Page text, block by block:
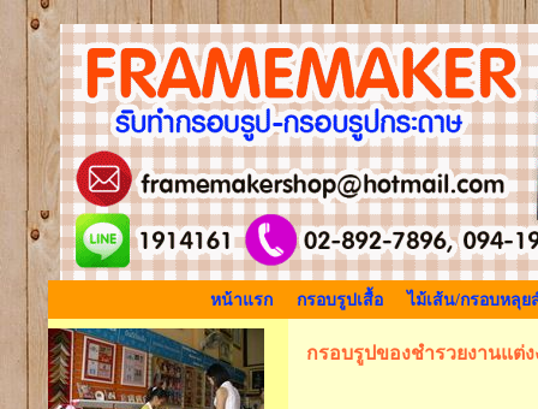
หน้าแรก กรอบรูปเสื้อ ไม้เส้น/กรอบหลุย
กรอบรูปของชำรวยงานแต่ง